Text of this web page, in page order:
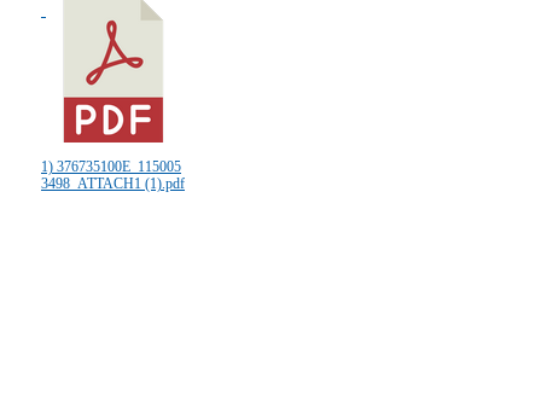
1) 376735100E_115005
3498_ATTACH1 (1).pdf